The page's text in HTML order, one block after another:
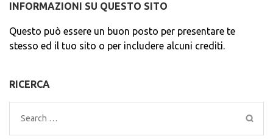
INFORMAZIONI SU QUESTO SITO
Questo può essere un buon posto per presentare te
stesso ed il tuo sito o per includere alcuni crediti.
RICERCA
Search
for: